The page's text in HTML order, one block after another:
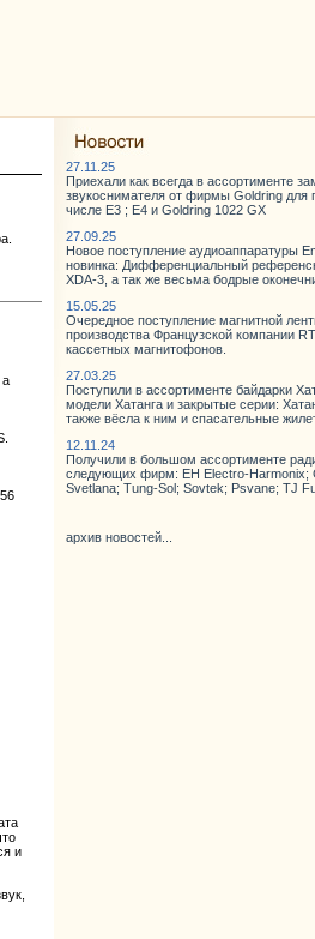
а
и
27.11.25
Приехали как всегда в ассортименте
звукоснимателя от фирмы Goldring для
числе E3 ; E4 и Goldring 1022 GX
27.09.25
Новое поступление аудиоаппаратуры
новинка: Дифференциальный
XDA-3, а так же весьма бодрые
15.05.25
Очередное поступление магнитной
производства Французской компании
кассетных магнитофонов.
27.03.25
Поступили в ассортименте байдарки
модели Хатанга и закрытые серии:
также вёсла к ним и спасательные
12.11.24
Получили в большом ассортименте
следующих фирм: EH Electro-Harmonix;
Svetlana; Tung-Sol; Sovtek; Psvane; TJ
архив новостей...